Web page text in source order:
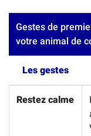
Gestes de
votre animal de
Les gestes
Restez calme